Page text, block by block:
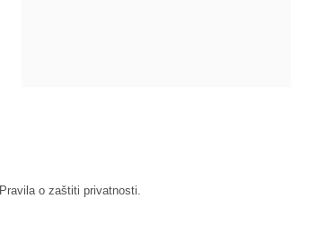
Pravila o zaštiti privatnosti.